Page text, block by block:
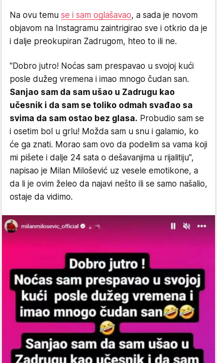
Na ovu temu se i sam oglašavao, a sada je novom
objavom na Instagramu zaintrigirao sve i otkrio da je
i dalje preokupiran Zadrugom, hteo to ili ne.
"Dobro jutro! Noćas sam prespavao u svojoj kući
posle dužeg vremena i imao mnogo čudan san.
Sanjao sam da sam ušao u Zadrugu kao
učesnik i da sam se toliko odmah svađao sa
svima da sam ostao bez glasa. Probudio sam se
i osetim bol u grlu! Možda sam u snu i galamio, ko
će ga znati. Morao sam ovo da podelim sa vama koji
mi pišete i dalje 24 sata o dešavanjima u rijalitiju",
napisao je Milan Milošević uz vesele emotikone, a
da li je ovim želeo da najavi nešto ili se samo našalio,
ostaje da vidimo.